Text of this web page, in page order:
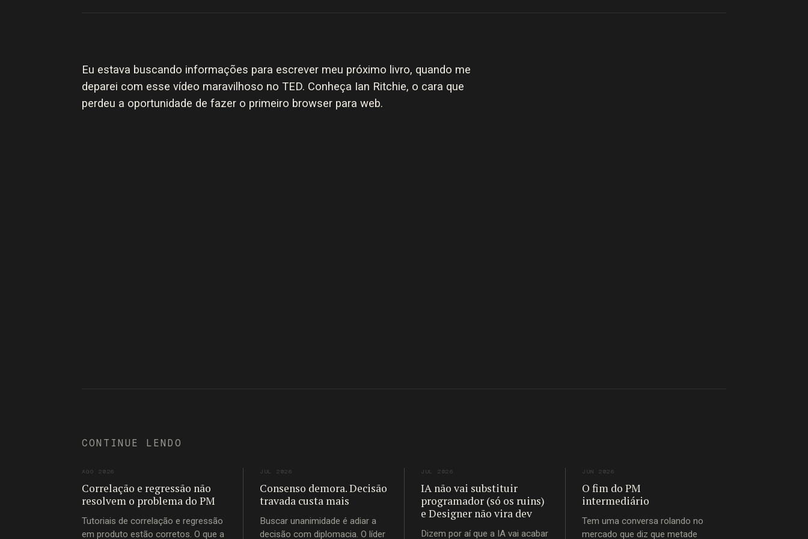
Eu estava buscando informações para escrever meu próximo livro, quando me
deparei com esse vídeo maravilhoso no TED. Conheça Ian Ritchie, o cara que
perdeu a oportunidade de fazer o primeiro browser para web.
CONTINUE LENDO
AGO 2026
Correlação e regressão não
resolvem o problema do PM
Tutoriais de correlação e regressão
em produto estão corretos. O que a
JUL 2026
Consenso demora. Decisão
travada custa mais
Buscar unanimidade é adiar a
decisão com diplomacia. O líder
JUL 2026
IA não vai substituir
programador (só os ruins)
e Designer não vira dev
Dizem por aí que a IA vai acabar
JUN 2026
O fim do PM
intermediário
Tem uma conversa rolando no
mercado que diz que metade